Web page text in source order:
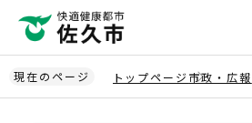
ペ
ー
ジ
現在のページ トップページ 市政・広報